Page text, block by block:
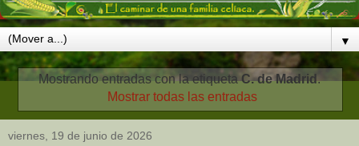
▼
Mostrando entradas con la etiquetaC. de Madrid.
Mostrar todas las entradas
viernes, 19 de junio de 2026